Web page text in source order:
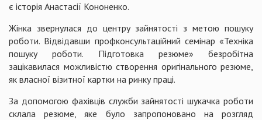
є історія Анастасії Кононенко.
Жінка звернулася до центру зайнятості з метою пошуку
роботи. Відвідавши профконсультаційний семінар «Техніка
пошуку роботи. Підготовка резюме» безробітна
зацікавилася можливістю створення оригінального резюме,
як власної візитної картки на ринку праці.
За допомогою фахівців служби зайнятості шукачка роботи
склала резюме, яке було запропоновано на розгляд